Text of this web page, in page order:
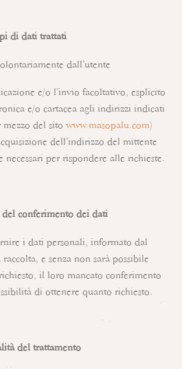
di dati trattati
dall’utente
e/o l’invio facoltativo, esplicito
e/o cartacea agli indirizzi indicati
mezzo del sito www.masopalu.com)
dell’indirizzo del mittente
necessari per rispondere alle richieste.
del conferimento dei dati
i dati personali, informato dal
e senza non sarà possibile
il loro mancato conferimento
di ottenere quanto richiesto.
del trattamento